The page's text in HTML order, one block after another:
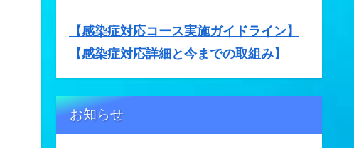
【感染症対応コース実施ガイドライン】
【感染症対応詳細と今までの取組み】
お知らせ